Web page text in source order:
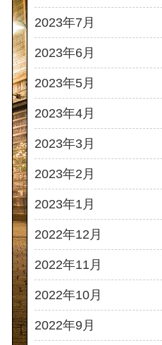
2023年7月
2023年6月
2023年5月
2023年4月
2023年3月
2023年2月
2023年1月
2022年12月
2022年11月
2022年10月
2022年9月